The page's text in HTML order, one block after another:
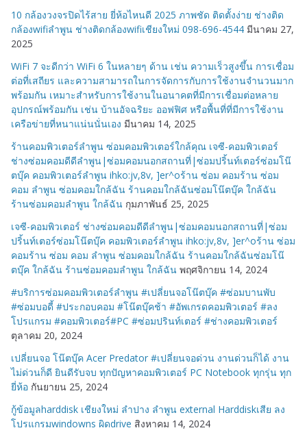
10 กล้องวงจรปิดไร้สาย ยี่ห้อไหนดี 2025 ภาพชัด ติดตั้งง่าย ช่างติด
กล้องwifiลำพูน ช่างติดกล้องwifiเชียงใหม่ 098-696-4544 มีนาคม 27,
2025
WiFi 7 จะดีกว่า WiFi 6 ในหลายๆ ด้าน เช่น ความเร็วสูงขึ้น การเชื่อม
ต่อที่เสถียร และความสามารถในการจัดการกับการใช้งานจำนวนมาก
พร้อมกัน เหมาะสำหรับการใช้งานในอนาคตที่มีการเชื่อมต่อหลาย
อุปกรณ์พร้อมกัน เช่น บ้านอัจฉริยะ ออฟฟิศ หรือพื้นที่ที่มีการใช้งาน
เครือข่ายที่หนาแน่นนั่นเอง มีนาคม 14, 2025
ร้านคอมพิวเตอร์ลำพูน ซ่อมคอมพิวเตอร์ใกล้คุณ เจซี-คอมพิวเตอร์
ช่างซ่อมคอมดีดีลำพูน|ซ่อมคอมนอกสถานที่|ซ่อมปริ้นท์เตอร์ซ่อมโน๊
ตบุ๊ค คอมพิวเตอร์ลำพูน ihko:jv,8v, ]er^oร้าน ซ่อม คอมร้าน ซ่อม
คอม ลำพูน ซ่อมคอมใกล้ฉัน ร้านคอมใกล้ฉันซ่อมโน๊ตบุ๊ค ใกล้ฉัน
ร้านซ่อมคอมลำพูน ใกล้ฉัน กุมภาพันธ์ 25, 2025
เจซี-คอมพิวเตอร์ ช่างซ่อมคอมดีดีลำพูน|ซ่อมคอมนอกสถานที่|ซ่อม
ปริ้นท์เตอร์ซ่อมโน๊ตบุ๊ค คอมพิวเตอร์ลำพูน ihko:jv,8v, ]er^oร้าน ซ่อม
คอมร้าน ซ่อม คอม ลำพูน ซ่อมคอมใกล้ฉัน ร้านคอมใกล้ฉันซ่อมโน๊
ตบุ๊ค ใกล้ฉัน ร้านซ่อมคอมลำพูน ใกล้ฉัน พฤศจิกายน 14, 2024
#บริการซ่อมคอมพิวเตอร์ลำพูน #เปลี่ยนจอโน๊ตบุ๊ค #ซ่อมบานพับ
#ซ่อมบอดี้ #ประกอบคอม #โน๊ตบุ๊คช้า #อัพเกรดคอมพิวเตอร์ #ลง
โปรแกรม #คอมพิวเตอร์#PC #ซ่อมปรินท์เตอร์ #ช่างคอมพิวเตอร์
ตุลาคม 20, 2024
เปลี่ยนจอ โน๊ตบุ๊ค Acer Predator #เปลี่ยนจอด่วน งานด่วนก็ได้ งาน
ไม่ด่วนก็ดี ยินดีรับจบ ทุกปัญหาคอมพิวเตอร์ PC Notebook ทุกรุ่น ทุก
ยี่ห้อ กันยายน 25, 2024
กู้ข้อมูลharddisk เชียงใหม่ ลำปาง ลำพูน external Harddiskเสีย ลง
โปรแกรมwindowns ผิดdrive สิงหาคม 14, 2024